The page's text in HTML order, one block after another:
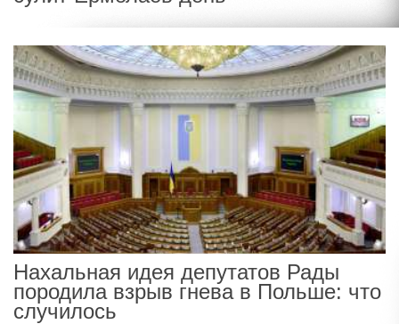
Нахальная идея депутатов Рады
породила взрыв гнева в Польше: что
случилось